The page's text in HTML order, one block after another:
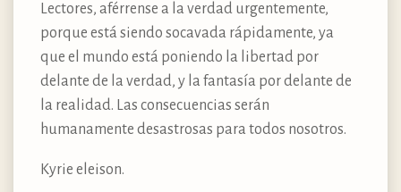
Lectores, aférrense a la verdad urgentemente,
porque está siendo socavada rápidamente, ya
que el mundo está poniendo la libertad por
delante de la verdad, y la fantasía por delante de
la realidad. Las consecuencias serán
humanamente desastrosas para todos nosotros.
Kyrie eleison.